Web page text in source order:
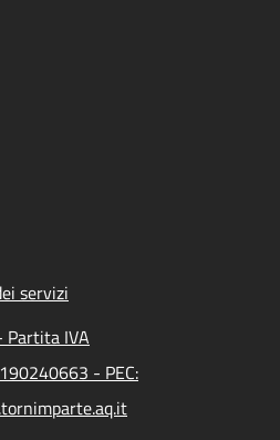
servizi
Partita IVA
- PEC: